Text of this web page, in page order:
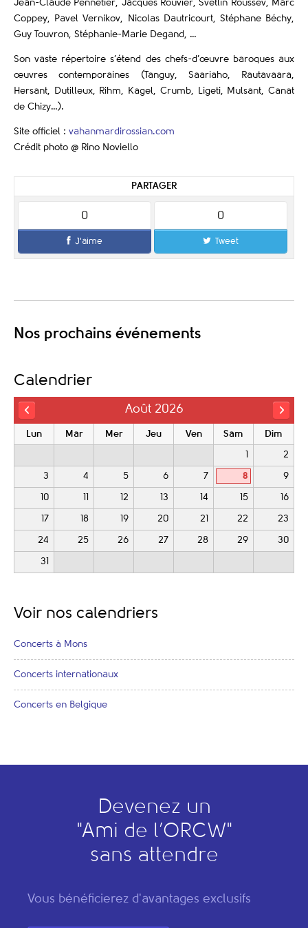
Jean-Claude Pennetier, Jacques Rouvier, Svetlin Roussev, Marc
Coppey, Pavel Vernikov, Nicolas Dautricourt, Stéphane Béchy,
Guy Touvron, Stéphanie-Marie Degand, …
Son vaste répertoire s’étend des chefs-d’œuvre baroques aux
œuvres contemporaines (Tanguy, Saariaho, Rautavaara,
Hersant, Dutilleux, Rihm, Kagel, Crumb, Ligeti, Mulsant, Canat
de Chizy…).
Site officiel : vahanmardirossian.com
Crédit photo @ Rino Noviello
PARTAGER
0
J'aime
0
Tweet
Nos prochains événements
Calendrier
Août 2026
Lun Mar Mer Jeu Ven Sam Dim
2
3 4 5 6 7 8 9
10 12 13 14 15 16
17 18 19 20 21 22 23
24 25 26 27 28 29 30
31
Voir nos calendriers
Concerts à Mons
Concerts internationaux
Concerts en Belgique
Devenez un
"Ami de l’ORCW"
sans attendre
Vous bénéficierez d'avantages exclusifs